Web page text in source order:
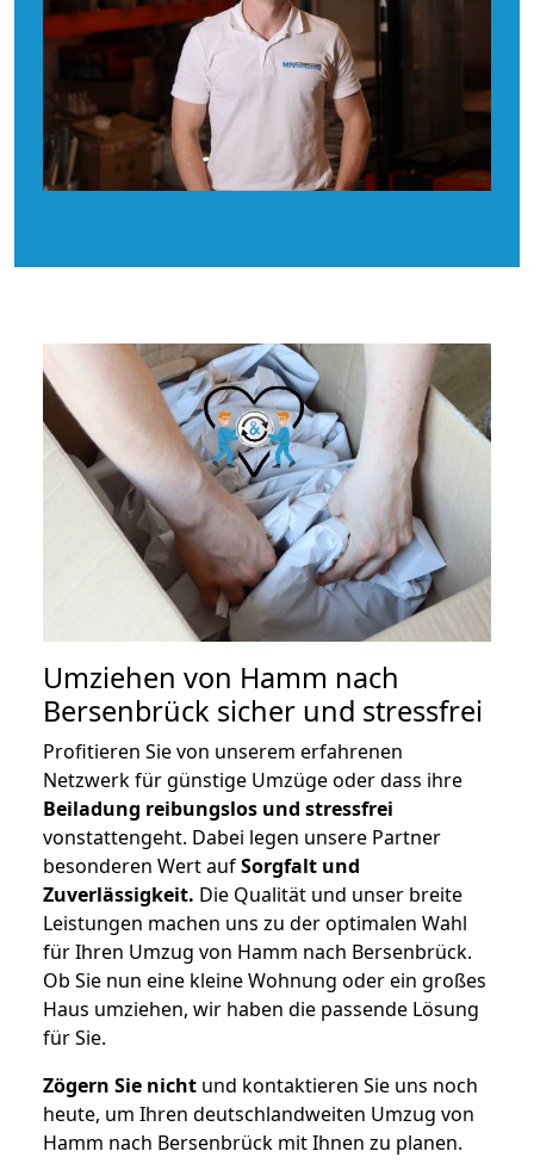
Umziehen von Hamm nach
Bersenbrück sicher und stressfrei
Profitieren Sie von unserem erfahrenen
Netzwerk für günstige Umzüge oder dass ihre
Beiladung reibungslos und stressfrei
vonstattengeht. Dabei legen unsere Partner
besonderen Wert aufSorgfalt und
Zuverlässigkeit. Die Qualität und unser breite
Leistungen machen uns zu der optimalen Wahl
für Ihren Umzug von Hamm nach Bersenbrück.
Ob Sie nun eine kleine Wohnung oder ein großes
Haus umziehen, wir haben die passende Lösung
für Sie.
Zögern Sie nicht und kontaktieren Sie uns noch
heute, um Ihren deutschlandweiten Umzug von
Hamm nach Bersenbrück mit Ihnen zu planen.